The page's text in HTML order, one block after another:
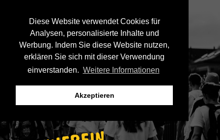
Diese Website verwendet Cookies für
Analysen, personalisierte Inhalte und
Werbung. Indem Sie diese Website nutzen,
erklären Sie sich mit dieser Verwendung
einverstanden. Weitere Informationen
Akzeptieren